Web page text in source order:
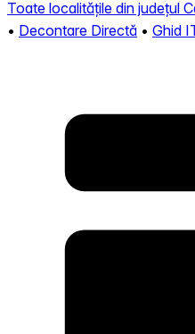
Toate localitățile din județul
• Decontare Directă • Ghid